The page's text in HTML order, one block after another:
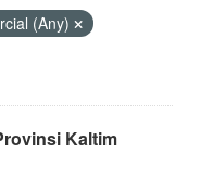
(Any)
Kaltim